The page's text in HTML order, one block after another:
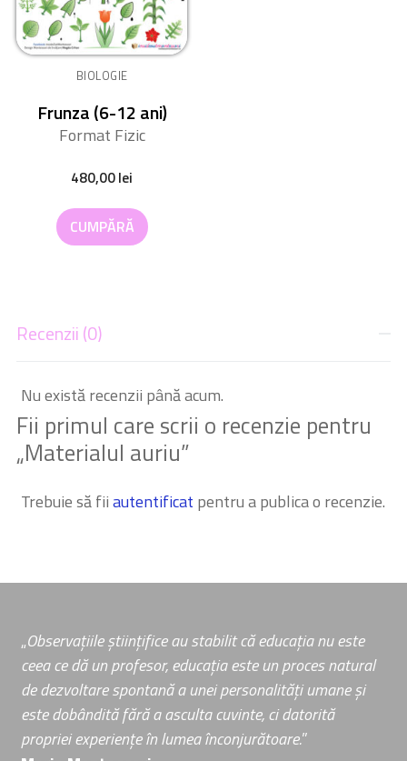
BIOLOGIE
Frunza (6-12 ani)
Format Fizic
480,00lei
CUMPĂRĂ
Recenzii (0)
Nu există recenzii până acum.
Fii primul care scrii o recenzie pentru
„Materialul auriu”
Trebuie să fiiautentificat pentru a publica o recenzie.
„Observațiile științifice au stabilit că educația nu este
ceea ce dă un profesor, educația este un proces natural
de dezvoltare spontană a unei personalități umane și
este dobândită fără a asculta cuvinte, ci datorită
propriei experiențe în lumea înconjurătoare.”